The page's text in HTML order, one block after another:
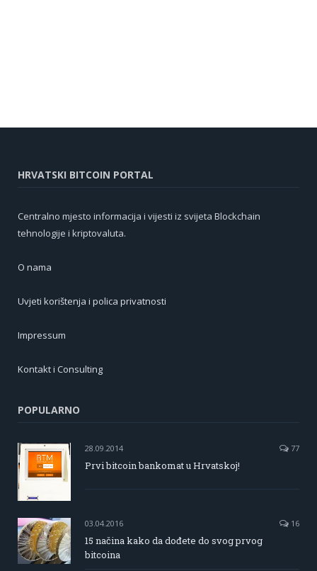
HRVATSKI BITCOIN PORTAL
Centralno mjesto informacija i vijesti iz svijeta Blockchain
tehnologije i kriptovaluta.
O nama
Uvjeti korištenja i polica privatnosti
Impressum
Kontakt i Consulting
POPULARNO
28.09.2014 77
Prvi bitcoin bankomat u Hrvatskoj!
03.04.2016 16
15 načina kako da dođete do svog prvog
bitcoina